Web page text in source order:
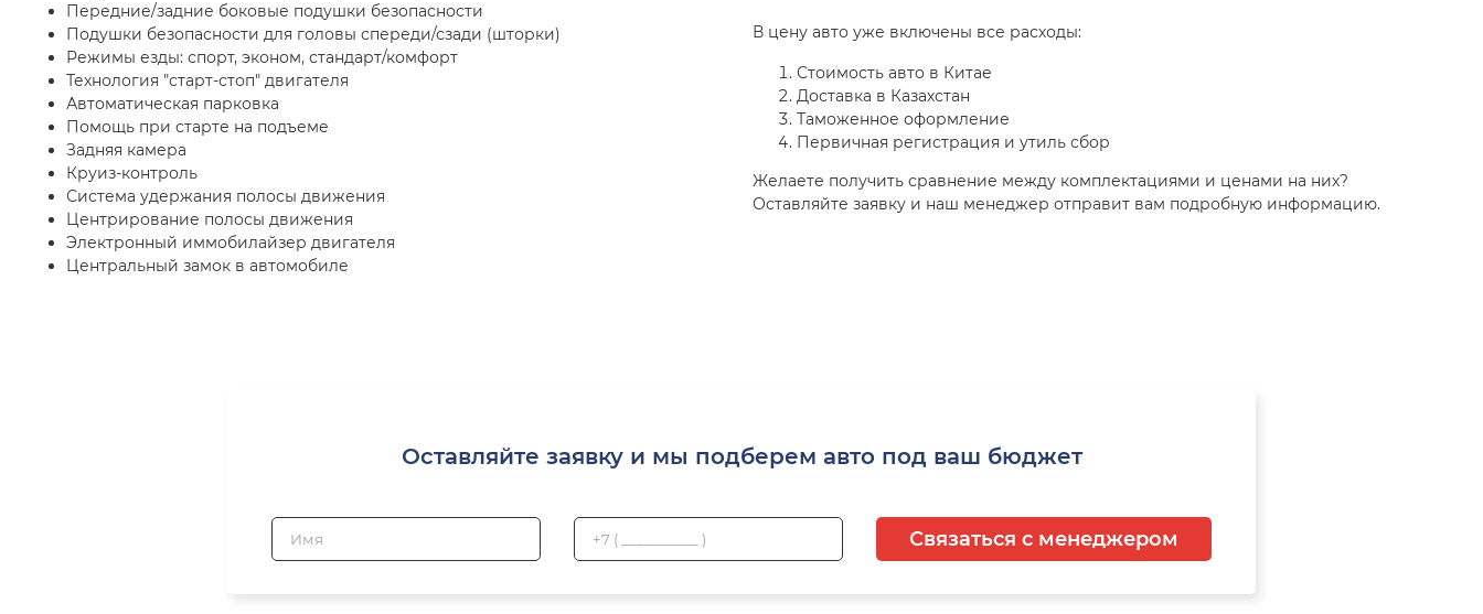
Передние/задние боковые подушки безопасности
Подушки безопасности для головы спереди/сзади (шторки)
Режимы езды: спорт, эконом, стандарт/комфорт
Технология "старт-стоп" двигателя
Автоматическая парковка
Помощь при старте на подъеме
Задняя камера
Круиз-контроль
Система удержания полосы движения
Центрирование полосы движения
Электронный иммобилайзер двигателя
Центральный замок в автомобиле
В цену авто уже включены все расходы:
Стоимость авто в Китае
Доставка в Казахстан
Таможенное оформление
Первичная регистрация и утиль сбор
Желаете получить сравнение между комплектациями и ценами на них?
Оставляйте заявку и наш менеджер отправит вам подробную информацию.
Оставляйте заявку и мы подберем авто под ваш бюджет
Связаться с менеджером